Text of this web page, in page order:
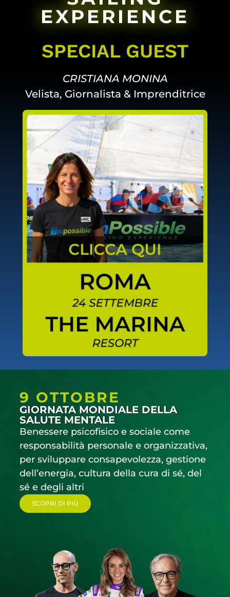
EXPERIENCE
SPECIAL GUEST
CRISTIANA MONINA
Velista, Giornalista & Imprenditrice
SCOPRI DI PIÙ
9 OTTOBRE
GIORNATA MONDIALE DELLA
SALUTE MENTALE
Benessere psicofisico e sociale come
responsabilità personale e organizzativa,
per sviluppare consapevolezza, gestione
dell’energia, cultura della cura di sé, del
sé e degli altri
SCOPRI DI PIÙ